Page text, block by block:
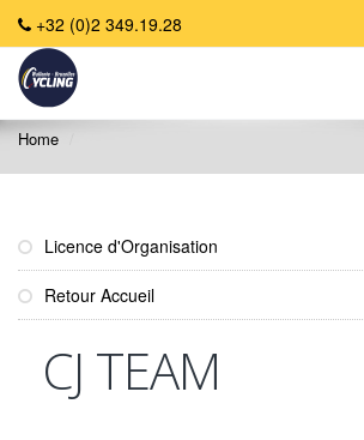
+32 (0)2 349.19.28
Home
Licence d'Organisation
Retour Accueil
CJ TEAM